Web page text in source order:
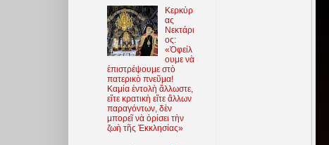
Κερκύρ
ας
Νεκτάρι
ος:
«Ὀφείλ
ουμε νὰ
ἐπιστρέψουμε στὸ
πατερικὸ πνεῦμα!
Καμία ἐντολὴ ἄλλωστε,
εἴτε κρατικὴ εἴτε ἄλλων
παραγόντων, δὲν
μπορεῖ νὰ ὁρίσει τὴν
ζωὴ τῆς Ἐκκλησίας»